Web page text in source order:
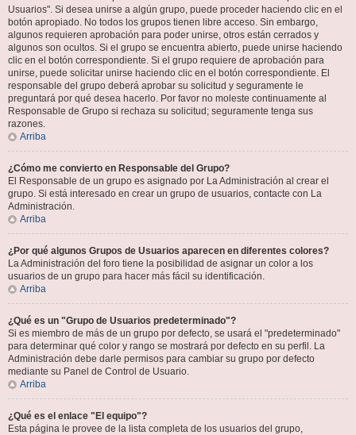
Usuarios". Si desea unirse a algún grupo, puede proceder haciendo clic en el
botón apropiado. No todos los grupos tienen libre acceso. Sin embargo,
algunos requieren aprobación para poder unirse, otros están cerrados y
algunos son ocultos. Si el grupo se encuentra abierto, puede unirse haciendo
clic en el botón correspondiente. Si el grupo requiere de aprobación para
unirse, puede solicitar unirse haciendo clic en el botón correspondiente. El
responsable del grupo deberá aprobar su solicitud y seguramente le
preguntará por qué desea hacerlo. Por favor no moleste continuamente al
Responsable de Grupo si rechaza su solicitud; seguramente tenga sus
razones.
Arriba
¿Cómo me convierto en Responsable del Grupo?
El Responsable de un grupo es asignado por La Administración al crear el
grupo. Si está interesado en crear un grupo de usuarios, contacte con La
Administración.
Arriba
¿Por qué algunos Grupos de Usuarios aparecen en diferentes colores?
La Administración del foro tiene la posibilidad de asignar un color a los
usuarios de un grupo para hacer más fácil su identificación.
Arriba
¿Qué es un "Grupo de Usuarios predeterminado"?
Si es miembro de más de un grupo por defecto, se usará el "predeterminado"
para determinar qué color y rango se mostrará por defecto en su perfil. La
Administración debe darle permisos para cambiar su grupo por defecto
mediante su Panel de Control de Usuario.
Arriba
¿Qué es el enlace "El equipo"?
Esta página le provee de la lista completa de los usuarios del grupo,